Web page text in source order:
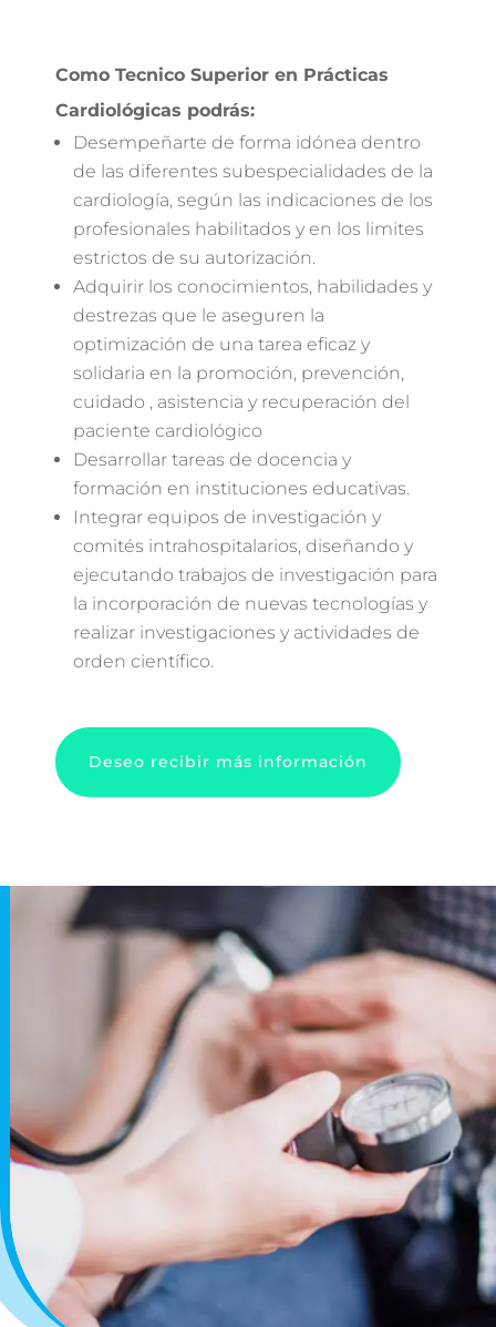
Como Tecnico Superior en Prácticas
Cardiológicas podrás:
Desempeñarte de forma idónea dentro
de las diferentes subespecialidades de la
cardiología, según las indicaciones de los
profesionales habilitados y en los limites
estrictos de su autorización.
Adquirir los conocimientos, habilidades y
destrezas que le aseguren la
optimización de una tarea eficaz y
solidaria en la promoción, prevención,
cuidado , asistencia y recuperación del
paciente cardiológico
Desarrollar tareas de docencia y
formación en instituciones educativas.
Integrar equipos de investigación y
comités intrahospitalarios, diseñando y
ejecutando trabajos de investigación para
la incorporación de nuevas tecnologías y
realizar investigaciones y actividades de
orden científico.
Deseo recibir más información